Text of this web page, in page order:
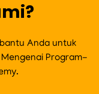
Anda untuk
Program-